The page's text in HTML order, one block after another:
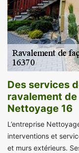
Des services
ravalement
Nettoyage 16
L’entreprise
interventions et
et murs extérieurs.